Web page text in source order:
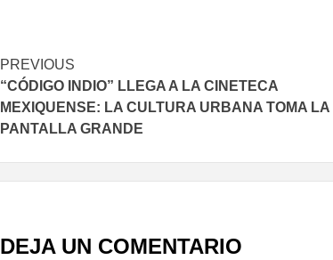
Post
navigation
PREVIOUS
“CÓDIGO INDIO” LLEGA A LA CINETECA
MEXIQUENSE: LA CULTURA URBANA TOMA LA
PANTALLA GRANDE
DEJA UN COMENTARIO